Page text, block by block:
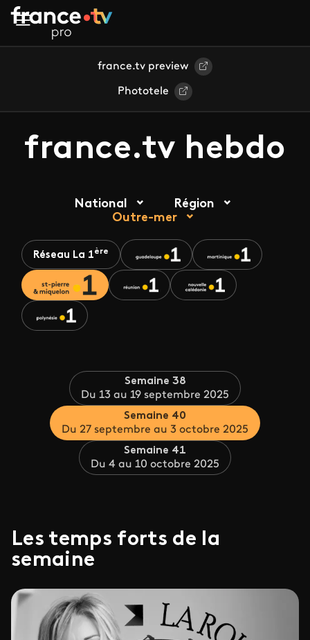
Aller au contenu principal
france.tv preview
Phototele
france.tv hebdo
National
Région
Outre-mer
Réseau La 1ère
Semaine 38
Du 13 au 19 septembre 2025
Semaine 40
Du 27 septembre au 3 octobre 2025
Semaine 41
Du 4 au 10 octobre 2025
Les temps forts de la
semaine